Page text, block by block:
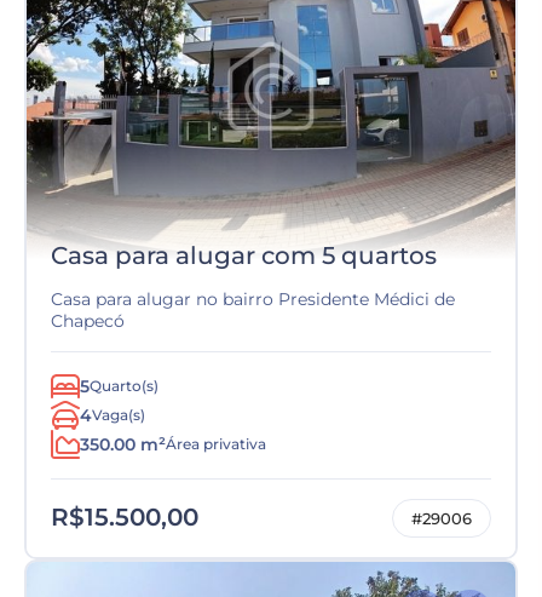
Casa para alugar com 5 quartos
Casa para alugar no bairro Presidente Médici de
Chapecó
5Quarto(s)
4Vaga(s)
350.00 m²Área privativa
R$15.500,00 #29006